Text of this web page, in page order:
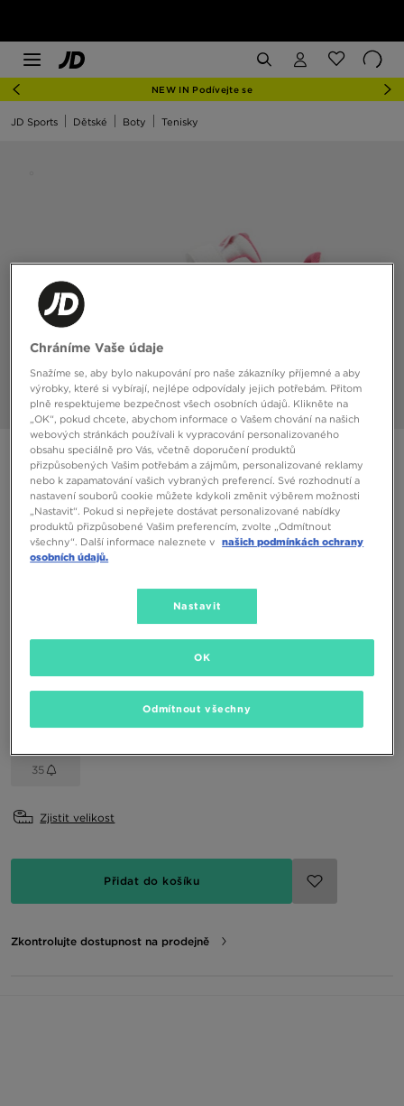
NEW IN Podívejte se
JD Sports Dětské Boty Tenisky
ADIDAS TENSAUR SPORT
350 Kč
Dostupné Barvy
EU US
28 28,5 29 30 30,5
31 31,5 32 33 34
35
Zjistit velikost
Přidat do košíku
Zkontrolujte dostupnost na prodejně
Chráníme Vaše údaje
Snažíme se, aby bylo nakupování pro naše zákazníky příjemné a aby
výrobky, které si vybírají, nejlépe odpovídaly jejich potřebám. Přitom
plně respektujeme bezpečnost všech osobních údajů. Klikněte na
„OK“, pokud chcete, abychom informace o Vašem chování na našich
webových stránkách používali k vypracování personalizovaného
obsahu speciálně pro Vás, včetně doporučení produktů
přizpůsobených Vašim potřebám a zájmům, personalizované reklamy
nebo k zapamatování vašich vybraných preferencí. Své rozhodnutí a
nastavení souborů cookie můžete kdykoli změnit výběrem možnosti
„Nastavit“. Pokud si nepřejete dostávat personalizované nabídky
produktů přizpůsobené Vašim preferencím, zvolte „Odmítnout
všechny“. Další informace naleznete v našich podmínkách ochrany
osobních údajů.
Nastavit
Odmítnout všechny
OK